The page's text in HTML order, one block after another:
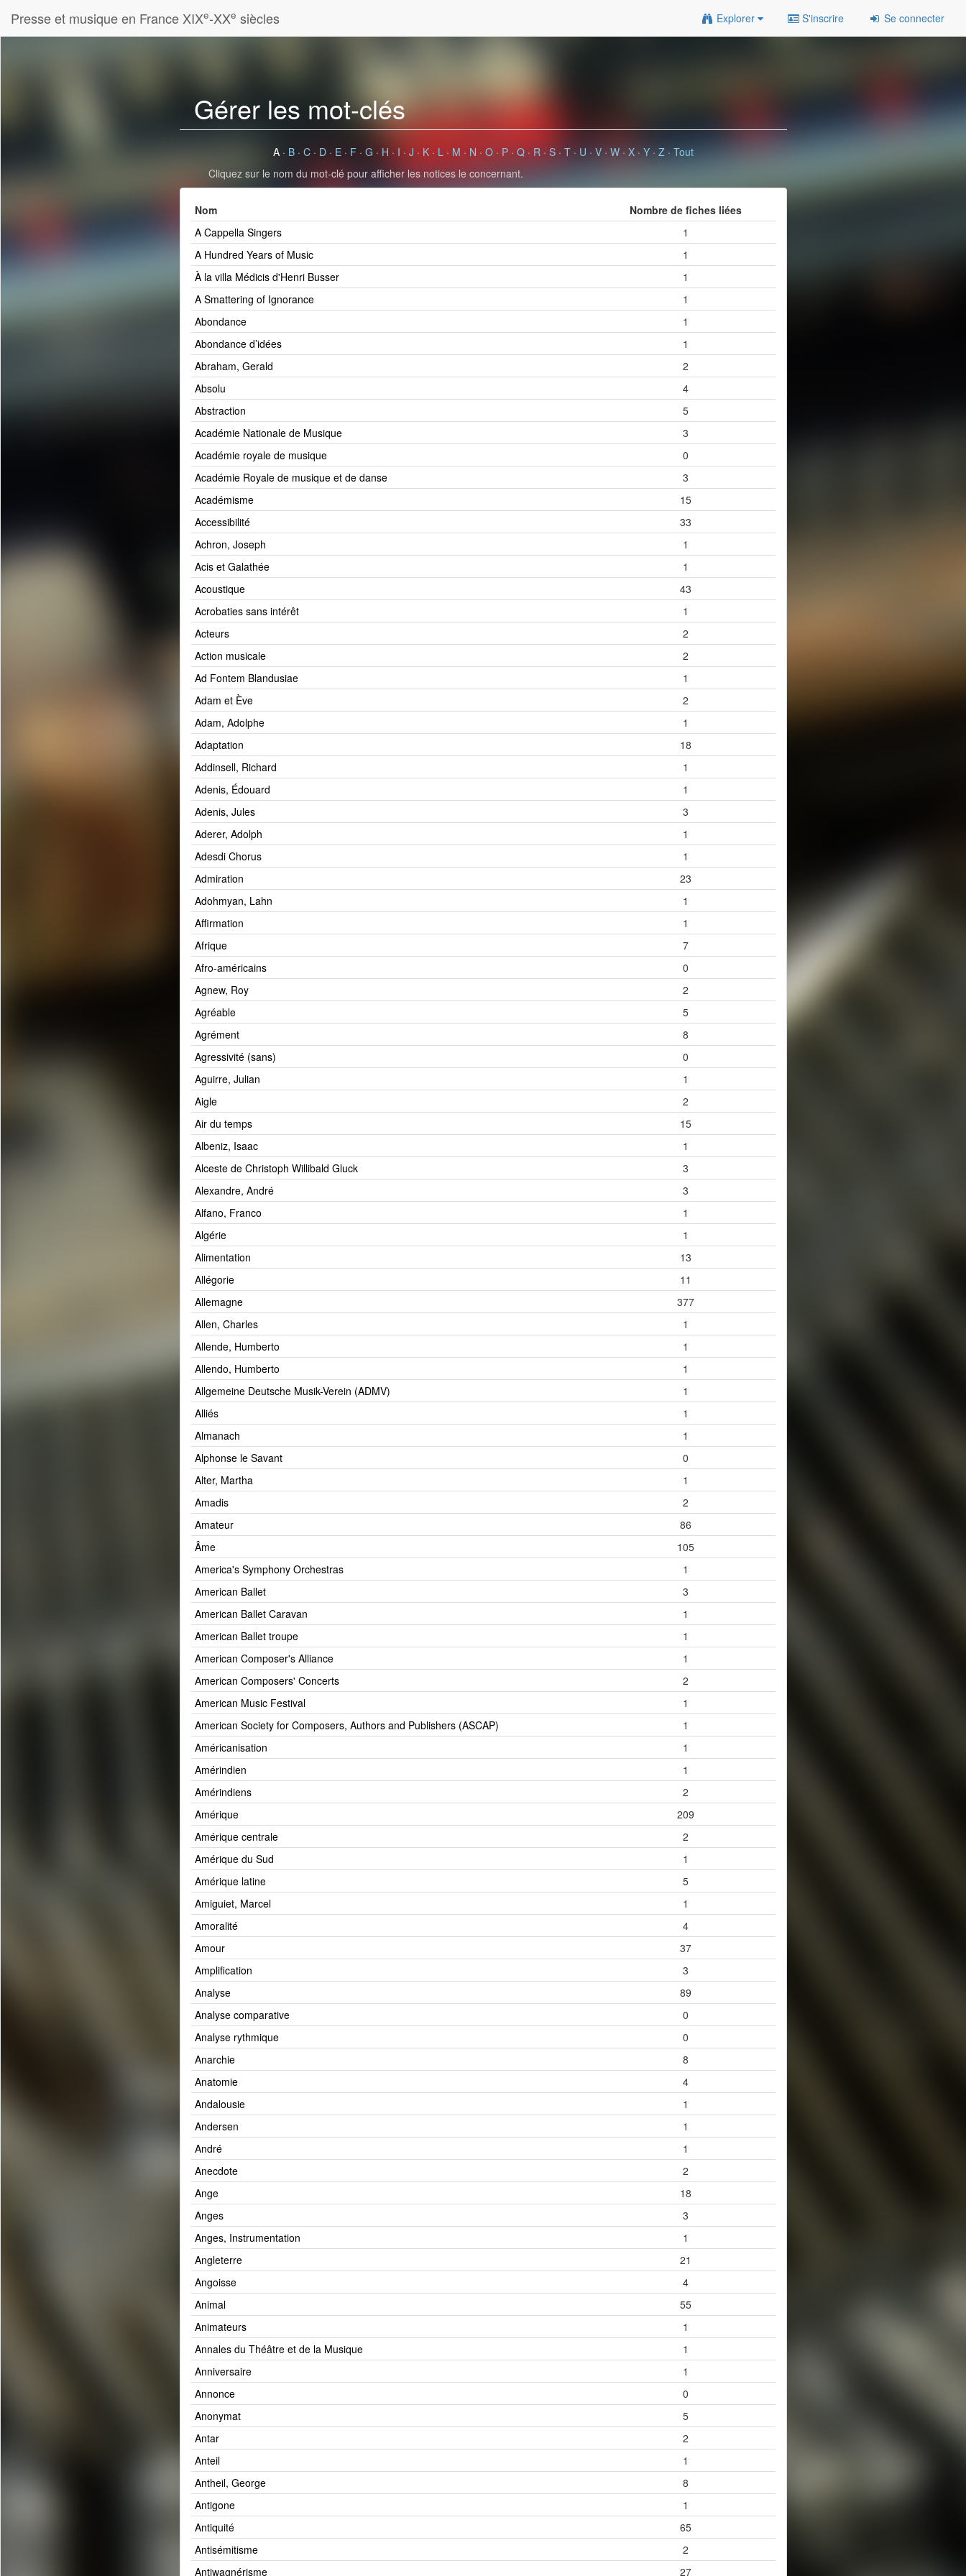
Presse et musique en France XIXe-XXe siècles Explorer S'inscrire Se connecter
Gérer les mot-clés
A· B· C· D· E· F · G · H · I · J · K· L· M · N · O· P· Q· R· S· T· U · V· W· X· Y· Z· Tout
Cliquez sur le nom du mot-clé pour afficher les notices le concernant.
Nom
Nombre de fiches liées
A Cappella Singers
1
A Hundred Years of Music
1
À la villa Médicis d'Henri Busser
1
A Smattering of Ignorance
1
Abondance
1
Abondance d’idées
1
Abraham, Gerald
2
Absolu
4
Abstraction
5
Académie Nationale de Musique
3
Académie royale de musique
0
Académie Royale de musique et de danse
3
Académisme
15
Accessibilité
33
Achron, Joseph
1
Acis et Galathée
1
Acoustique
43
Acrobaties sans intérêt
1
Acteurs
2
Action musicale
2
Ad Fontem Blandusiae
1
Adam et Ève
2
Adam, Adolphe
1
Adaptation
18
Addinsell, Richard
1
Adenis, Édouard
1
Adenis, Jules
3
Aderer, Adolph
1
Adesdi Chorus
1
Admiration
23
Adohmyan, Lahn
1
Affirmation
1
Afrique
7
Afro-américains
0
Agnew, Roy
2
Agréable
5
Agrément
8
Agressivité (sans)
0
Aguirre, Julian
1
Aigle
2
Air du temps
15
Albeniz, Isaac
1
Alceste de Christoph Willibald Gluck
3
Alexandre, André
3
Alfano, Franco
1
Algérie
1
Alimentation
13
Allégorie
11
Allemagne
377
Allen, Charles
1
Allende, Humberto
1
Allendo, Humberto
1
Allgemeine Deutsche Musik-Verein (ADMV)
1
Alliés
1
Almanach
1
Alphonse le Savant
0
Alter, Martha
1
Amadis
2
Amateur
86
Âme
105
America's Symphony Orchestras
1
American Ballet
3
American Ballet Caravan
1
American Ballet troupe
1
American Composer's Alliance
1
American Composers' Concerts
2
American Music Festival
1
American Society for Composers, Authors and Publishers (ASCAP)
1
Américanisation
1
Amérindien
1
Amérindiens
2
Amérique
209
Amérique centrale
2
Amérique du Sud
1
Amérique latine
5
Amiguiet, Marcel
1
Amoralité
4
Amour
37
Amplification
3
Analyse
89
Analyse comparative
0
Analyse rythmique
0
Anarchie
8
Anatomie
4
Andalousie
1
Andersen
1
André
1
Anecdote
2
Ange
18
Anges
3
Anges, Instrumentation
1
Angleterre
21
Angoisse
4
Animal
55
Animateurs
1
Annales du Théâtre et de la Musique
1
Anniversaire
1
Annonce
0
Anonymat
5
Antar
2
Anteil
1
Antheil, George
8
Antigone
1
Antiquité
65
Antisémitisme
2
Antiwagnérisme
27